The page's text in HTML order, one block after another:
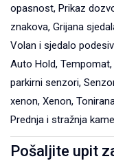
opasnost, Prikaz
znakova, Grijana
Volan i sjedalo
Auto Hold,
parkirni senzori,
xenon, Xenon,
Prednja i stražnja
Pošaljite upit